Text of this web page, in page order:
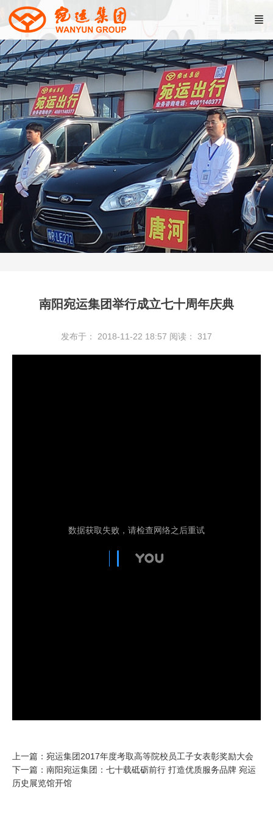
南阳宛运集团举行成立七十周年庆典
发布于： 2018-11-22 18:57 阅读： 317
上一篇：宛运集团2017年度考取高等院校员工子女表彰奖励大会
下一篇：南阳宛运集团：七十载砥砺前行 打造优质服务品牌 宛运
历史展览馆开馆